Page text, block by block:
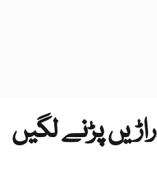
پڑنے لگیں